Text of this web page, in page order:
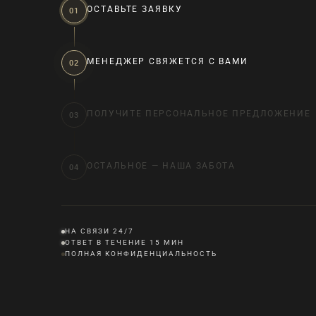
01 ОСТАВЬТЕ ЗАЯВКУ
02 МЕНЕДЖЕР СВЯЖЕТСЯ С ВАМИ
03 ПОЛУЧИТЕ ПЕРСОНАЛЬНОЕ ПРЕДЛОЖЕНИЕ
04 ОСТАЛЬНОЕ — НАША ЗАБОТА
НА СВЯЗИ 24/7
ОТВЕТ В ТЕЧЕНИЕ 15 МИН
ПОЛНАЯ КОНФИДЕНЦИАЛЬНОСТЬ